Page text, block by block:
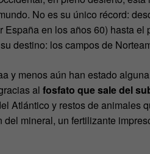
No es su único récord:
en los años 60) hasta el
destino: los campos de
y menos aún han estado
al fosfato que sale del
Atlántico y restos de animales
mineral, un fertilizante